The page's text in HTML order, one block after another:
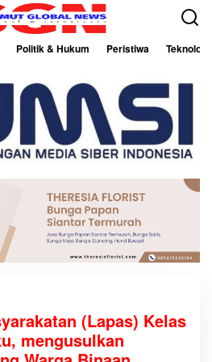
Politik & Hukum Peristiwa Teknologi
(Lapas) Kelas
mengusulkan